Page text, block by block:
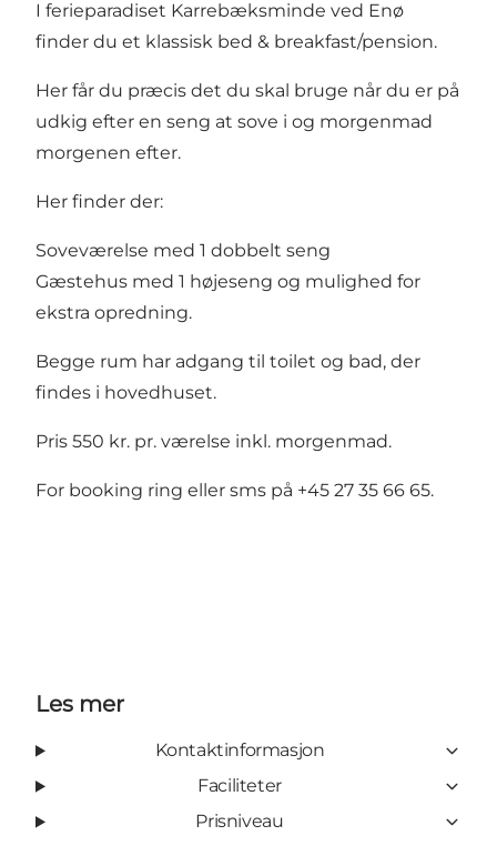
I ferieparadiset Karrebæksminde ved Enø
finder du et klassisk bed & breakfast/pension.
Her får du præcis det du skal bruge når du er på
udkig efter en seng at sove i og morgenmad
morgenen efter.
Her finder der:
Soveværelse med 1 dobbelt seng
Gæstehus med 1 højeseng og mulighed for
ekstra opredning.
Begge rum har adgang til toilet og bad, der
findes i hovedhuset.
Pris 550 kr. pr. værelse inkl. morgenmad.
For booking ring eller sms på +45 27 35 66 65.
Les mer
Kontaktinformasjon
Faciliteter
Prisniveau